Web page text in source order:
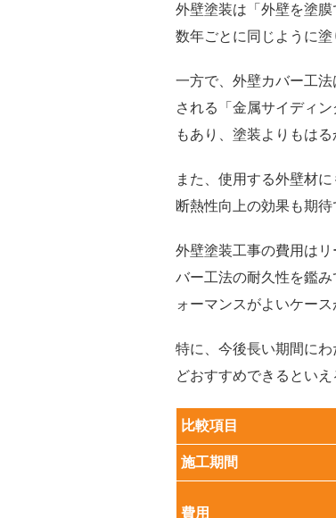
外壁塗装は「外壁を塗
数年ごとに同じように
一方で、外壁カバー工法
される「金属サイディ
もあり、塗装よりもはる
また、使用する外壁材
断熱性向上の効果も期待
外壁塗装工事の費用は
バー工法の耐久性を鑑
ォーマンスがよいケー
特に、今後長い期間に
どおすすめできるといえ
比較項目
施工期間
費用